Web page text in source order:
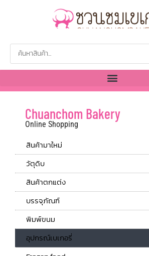
Chuanchom Bakery
Online Shopping
สินค้ามาใหม่
วัตุดิบ
สินค้าตกแต่ง
บรรจุภัณฑ์
พิมพ์ขนม
อุปกรณ์เบเกอรี่